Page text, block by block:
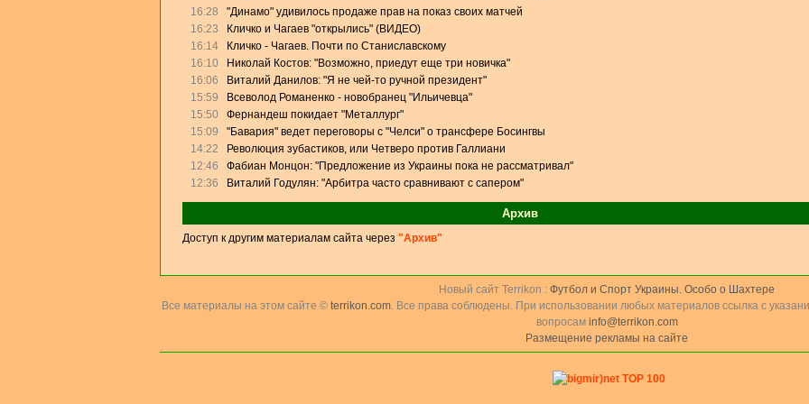
16:28
"Динамо" удивилось продаже прав на показ своих матчей
16:23
Кличко и Чагаев "открылись" (ВИДЕО)
16:14
Кличко - Чагаев. Почти по Станиславскому
16:10
Николай Костов: "Возможно, приедут еще три новичка"
16:06
Виталий Данилов: "Я не чей-то ручной президент"
15:59
Всеволод Романенко - новобранец "Ильичевца"
15:50
Фернандеш покидает "Металлург"
15:09
"Бавария" ведет переговоры с "Челси" о трансфере Босингвы
14:22
Революция зубастиков, или Четверо против Галлиани
12:46
Фабиан Монцон: "Предложение из Украины пока не рассматривал"
12:36
Виталий Годулян: "Арбитра часто сравнивают с сапером"
Архив
Доступ к другим материалам сайта через "Архив"
Новый сайт Terrikon : Футбол и Спорт Украины. Особо о Шахтере
Все материалы на этом сайте © terrikon.com. Все права соблюдены. При использовании любых материалов ссылка с
вопросам info@terrikon.com
Размещение рекламы на сайте